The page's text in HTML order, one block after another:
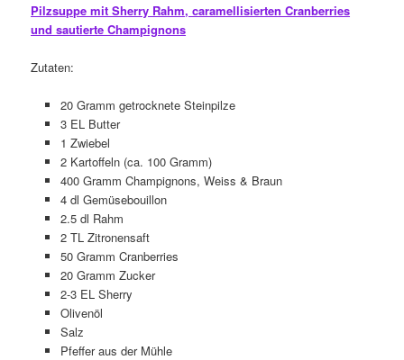
Pilzsuppe mit Sherry Rahm, caramellisierten Cranberries
und sautierte Champignons
Zutaten:
20 Gramm getrocknete Steinpilze
3 EL Butter
1 Zwiebel
2 Kartoffeln (ca. 100 Gramm)
400 Gramm Champignons, Weiss & Braun
4 dl Gemüsebouillon
2.5 dl Rahm
2 TL Zitronensaft
50 Gramm Cranberries
20 Gramm Zucker
2-3 EL Sherry
Olivenöl
Salz
Pfeffer aus der Mühle